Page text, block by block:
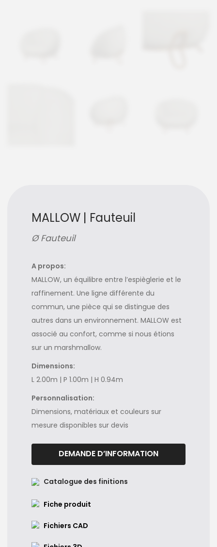
MALLOW | Fauteuil
Ø Fauteuil
A propos:
MALLOW, un équilibre entre l’espièglerie et le
raffinement. Une ligne différente du
commun, une pièce qui se distingue des
autres dans un environnement. MALLOW est
associé au confort, comme si nous étions
sur un marshmallow.
Dimensions:
L 2.00m | P 1.00m | H 0.94m
Personnalisation:
Dimensions, matériaux et couleurs sur
mesure disponibles sur devis
DEMANDE D’INFORMATION
Catalogue des finitions
Fiche produit
Fichiers CAD